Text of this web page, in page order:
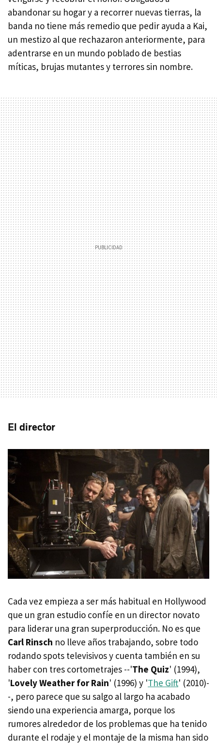
abandonar su hogar y a recorrer nuevas tierras, la
banda no tiene más remedio que pedir ayuda a Kai,
un mestizo al que rechazaron anteriormente, para
adentrarse en un mundo poblado de bestias
míticas, brujas mutantes y terrores sin nombre.
El director
Cada vez empieza a ser más habitual en Hollywood
que un gran estudio confíe en un director novato
para liderar una gran superproducción. No es que
Carl Rinsch no lleve años trabajando, sobre todo
rodando spots televisivos y cuenta también en su
haber con tres cortometrajes --'The Quiz' (1994),
'Lovely Weather for Rain' (1996) y 'The Gift' (2010)-
-, pero parece que su salgo al largo ha acabado
siendo una experiencia amarga, porque los
rumores alrededor de los problemas que ha tenido
durante el rodaje y el montaje de la misma han sido